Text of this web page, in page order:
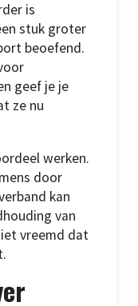
is
stuk groter
beoefend.
geef je je
ze nu
werken.
door
kan
van
vreemd dat